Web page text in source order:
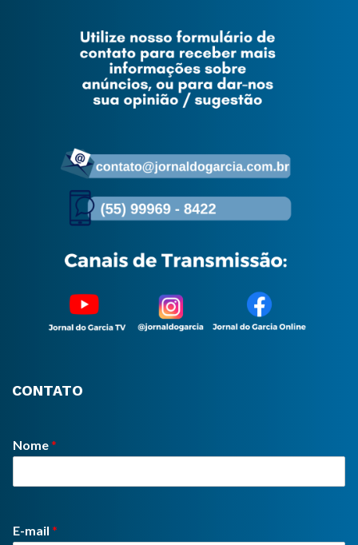
CONTATO
Nome*
E-mail *